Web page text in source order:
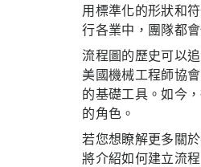
用標準化的形狀和
行各業中，團隊都
流程圖的歷史可以
美國機械工程師協
的基礎工具。如今
的角色。
若您想瞭解更多關
將介紹如何建立流